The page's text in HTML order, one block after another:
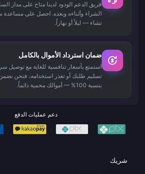
فريق الدعم الودود لدينا متاح على مدار
الشراء وأثناءه وبعده. احصل على مساعدة
تشاء — ليلاً أو نهاراً.
ضمان استرداد الأموال بالكامل
استمتع بأسعار تنافسية للغاية مع توصيل
تسليم طلبك أو تعذر استخدامه، فنحن نضمن
بنسبة 100% — أموالك محمية دائماً.
دعم عمليات الدفع
شريك